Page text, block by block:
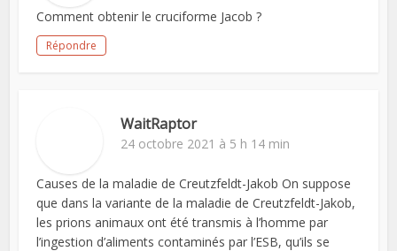
Comment obtenir le cruciforme Jacob ?
Répondre
WaitRaptor
24 octobre 2021 à 5 h 14 min
Causes de la maladie de Creutzfeldt-Jakob On suppose
que dans la variante de la maladie de Creutzfeldt-Jakob,
les prions animaux ont été transmis à l’homme par
l’ingestion d’aliments contaminés par l’ESB, qu’ils se